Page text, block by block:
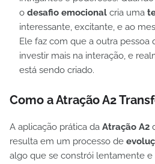
o desafio emocional cria uma
interessante, excitante, e ao
Ele faz com que a outra pessoa
investir mais na interação, e
está sendo criado.
Como a Atração A2
A aplicação prática da Atração A2
resulta em um processo de
algo que se constrói lentamente